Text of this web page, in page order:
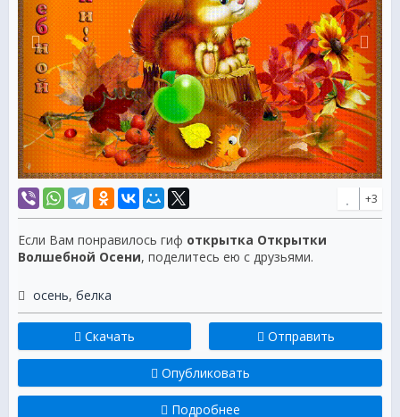
+3
Если Вам понравилось гиф открытка Открытки
Волшебной Осени, поделитесь ею с друзьями.
осень, белка
Скачать Отправить
Опубликовать
Подробнее